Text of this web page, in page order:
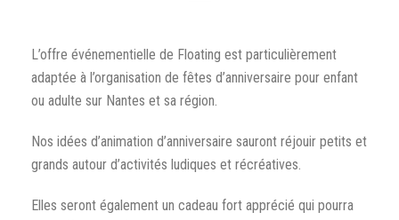
L’offre événementielle de Floating est particulièrement
adaptée à l’organisation de fêtes d’anniversaire pour enfant
ou adulte sur Nantes et sa région.
Nos idées d’animation d’anniversaire sauront réjouir petits et
grands autour d’activités ludiques et récréatives.
Elles seront également un cadeau fort apprécié qui pourra